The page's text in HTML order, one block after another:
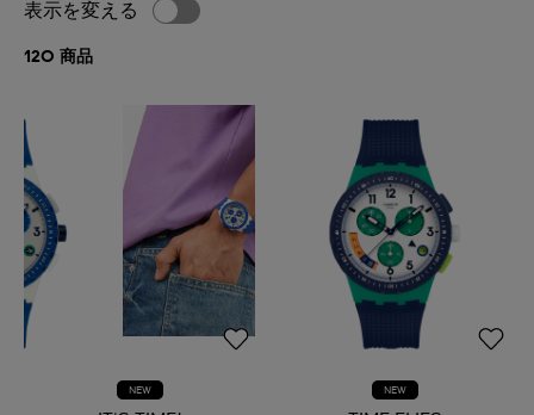
表示を変える
120 商品
NEW NEW